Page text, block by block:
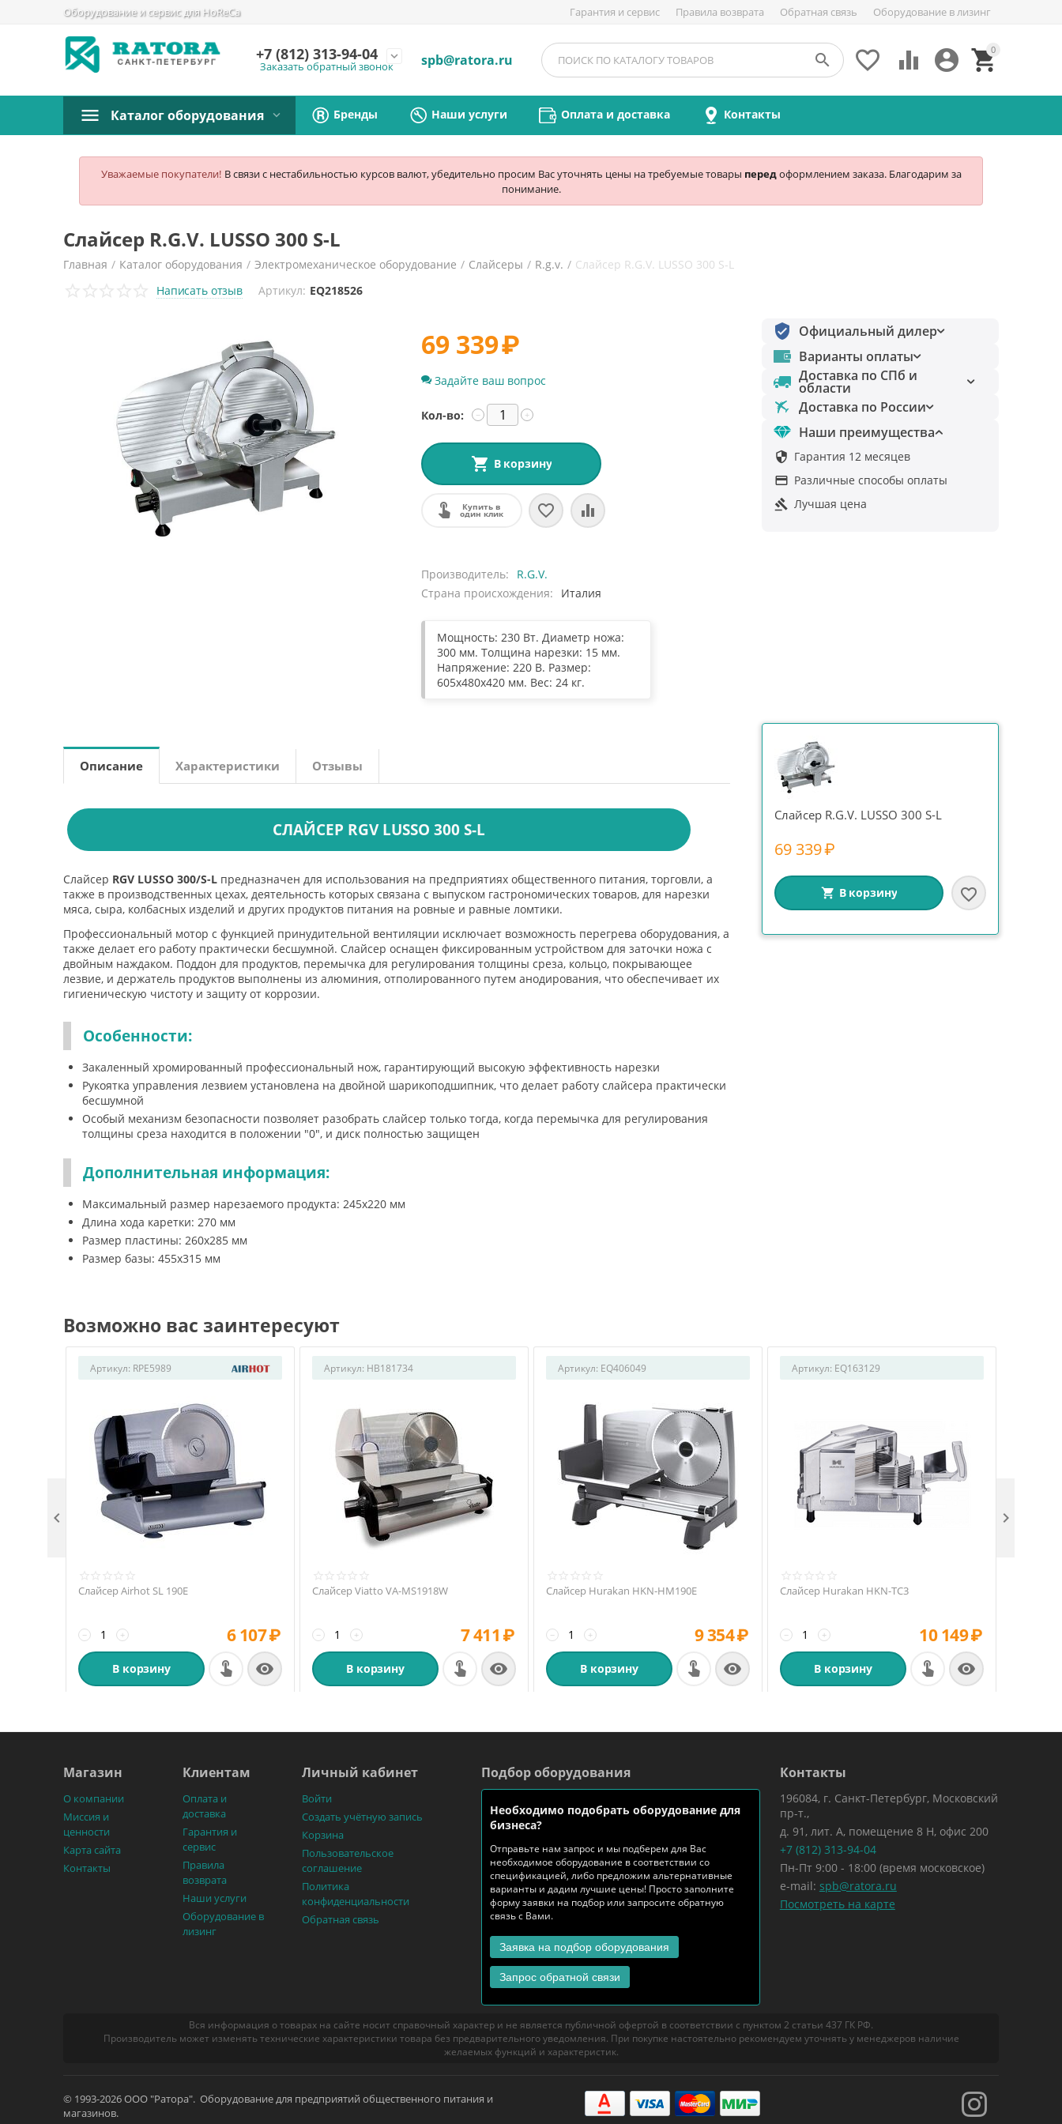
Оборудование и сервис для HoReCa Гарантия и сервис Правила возврата Обратная связь Оборудование в лизинг
+7 (812) 313-94-04 expand_more
Заказать обратный звонок spb@ratora.ru
0


 

Каталог оборудования Бренды Наши услуги Оплата и доставка Контакты
Уважаемые покупатели! В связи с нестабильностью курсов валют, убедительно просим Вас уточнять цены на требуемые товары передоформлением заказа. Благодарим за
понимание.
Слайсер R.G.V. LUSSO 300 S-L
Главная / Каталог оборудования / Электромеханическое оборудование / Слайсеры / R.g.v. / Слайсер R.G.V. LUSSO 300 S-L
Написать отзыв
Артикул: EQ218526
69 339₽
Задайте ваш вопрос
Кол-во: +
−
В корзину
Купить в
один клик
Производитель
R.G.V.
Страна происхождения
Италия
Мощность: 230 Вт. Диаметр ножа:
300 мм. Толщина нарезки: 15 мм.
Напряжение: 220 В. Размер:
605x480x420 мм. Вес: 24 кг.
Официальный дилер
Варианты оплаты
Доставка по СПб и
области
Доставка по России
Наши преимущества
 Гарантия 12 месяцев
 Различные способы оплаты
 Лучшая цена
Слайсер R.G.V. LUSSO 300 S-L
69 339₽
В корзину
Описание Характеристики Отзывы
СЛАЙСЕР RGV LUSSO 300 S-L
Слайсер RGV LUSSO 300/S-L предназначен для использования на предприятиях общественного питания, торговли, а
также в производственных цехах, деятельность которых связана с выпуском гастрономических товаров, для нарезки
мяса, сыра, колбасных изделий и других продуктов питания на ровные и равные ломтики.
Профессиональный мотор с функцией принудительной вентиляции исключает возможность перегрева оборудования, а
также делает его работу практически бесшумной. Слайсер оснащен фиксированным устройством для заточки ножа с
двойным наждаком. Поддон для продуктов, перемычка для регулирования толщины среза, кольцо, покрывающее
лезвие, и держатель продуктов выполнены из алюминия, отполированного путем анодирования, что обеспечивает их
гигиеническую чистоту и защиту от коррозии.
Особенности:
Закаленный хромированный профессиональный нож, гарантирующий высокую эффективность нарезки
Рукоятка управления лезвием установлена на двойной шарикоподшипник, что делает работу слайсера практически
бесшумной
Особый механизм безопасности позволяет разобрать слайсер только тогда, когда перемычка для регулирования
толщины среза находится в положении "0", и диск полностью защищен
Дополнительная информация:
Максимальный размер нарезаемого продукта: 245х220 мм
Длина хода каретки: 270 мм
Размер пластины: 260х285 мм
Размер базы: 455х315 мм
Возможно вас заинтересуют
Артикул: RPE5989
Слайсер Airhot SL 190E
+
− 6 107₽
В корзину 
Артикул: HB181734
Слайсер Viatto VA-MS1918W
+
− 7 411 ₽
В корзину 
Артикул: EQ406049
Слайсер Hurakan HKN-HM190E
+
− 9 354₽
В корзину 
Артикул: EQ163129
Слайсер Hurakan HKN-TC3
+
− 10 149₽
В корзину 
 
Магазин
О компании
Миссия и
ценности
Карта сайта
Контакты
Клиентам
Оплата и
доставка
Гарантия и
сервис
Правила
возврата
Наши услуги
Оборудование в
лизинг
Личный кабинет
Войти
Создать учётную запись
Корзина
Пользовательское
соглашение
Политика
конфиденциальности
Обратная связь
Подбор оборудования
Необходимо подобрать оборудование для
бизнеса?
Отправьте нам запрос и мы подберем для Вас
необходимое оборудование в соответствии со
спецификацией, либо предложим альтернативные
варианты и дадим лучшие цены! Просто заполните
форму заявки на подбор или запросите обратную
связь с Вами.
Заявка на подбор оборудования
Запрос обратной связи
Контакты
196084, г. Санкт-Петербург, Московский
пр-т.,
д. 91, лит. А, помещение 8 Н, офис 200
+7 (812) 313-94-04
Пн-Пт 9:00 - 18:00 (время московское)
e-mail: spb@ratora.ru
Посмотреть на карте
Вся информация о товарах на сайте носит справочный характер и не является публичной офертой в соответствии с пунктом 2 статьи 437 ГК РФ.
Производитель может изменять технические характеристики товара без предварительного уведомления. При покупке настоятельно рекомендуем уточнять у менеджеров наличие
желаемых функций и характеристик.
© 1993-2026 ООО "Ратора". Оборудование для предприятий общественного питания и
магазинов.